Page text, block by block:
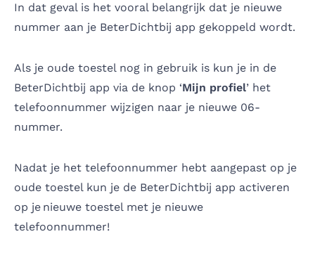
In dat geval is het vooral belangrijk dat je nieuwe
nummer aan je BeterDichtbij app gekoppeld wordt.
Als je oude toestel nog in gebruik is kun je in de
BeterDichtbij app via de knop ‘Mijn profiel’ het
telefoonnummer wijzigen naar je nieuwe 06-
nummer.
Nadat je het telefoonnummer hebt aangepast op je
oude toestel kun je de BeterDichtbij app activeren
op je nieuwe toestel met je nieuwe
telefoonnummer!